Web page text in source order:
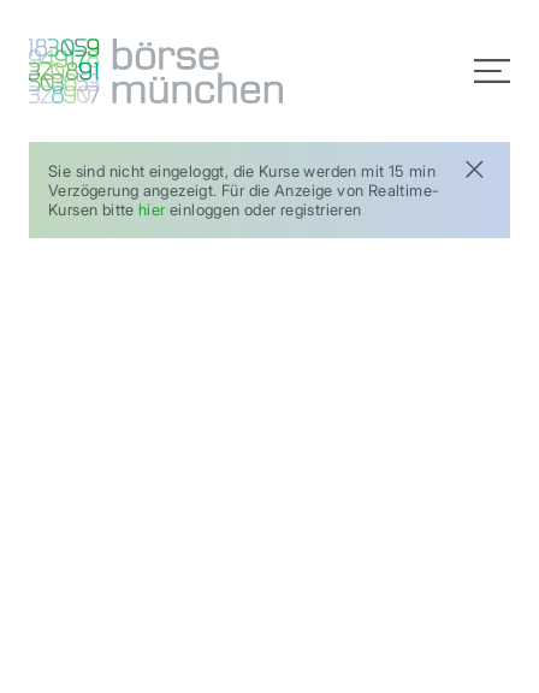
Sie sind nicht eingeloggt, die Kurse werden mit 15 min
Verzögerung angezeigt. Für die Anzeige von Realtime-
Kursen bittehier einloggen oder registrieren